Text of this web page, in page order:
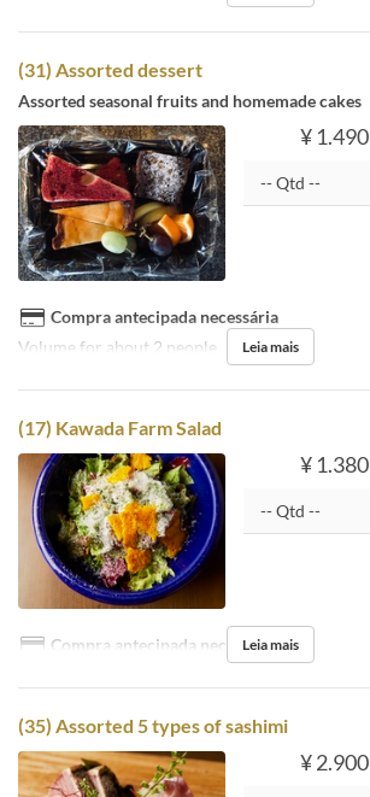
(31) Assorted dessert
Assorted seasonal fruits and homemade cakes
¥ 1.490
Compra antecipada necessária
Volume for about 2 people
Leia mais
(17) Kawada Farm Salad
¥ 1.380
Compra antecipada necessária
Leia mais
(35) Assorted 5 types of sashimi
¥ 2.900